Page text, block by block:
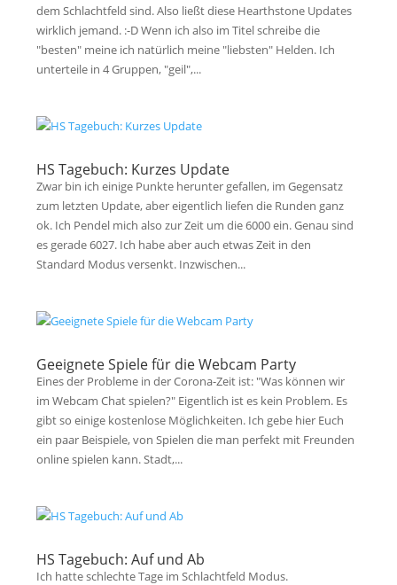
dem Schlachtfeld sind. Also ließt diese Hearthstone Updates
wirklich jemand. :-D Wenn ich also im Titel schreibe die
"besten" meine ich natürlich meine "liebsten" Helden. Ich
unterteile in 4 Gruppen, "geil",...
HS Tagebuch: Kurzes Update
Zwar bin ich einige Punkte herunter gefallen, im Gegensatz
zum letzten Update, aber eigentlich liefen die Runden ganz
ok. Ich Pendel mich also zur Zeit um die 6000 ein. Genau sind
es gerade 6027. Ich habe aber auch etwas Zeit in den
Standard Modus versenkt. Inzwischen...
Geeignete Spiele für die Webcam Party
Eines der Probleme in der Corona-Zeit ist: "Was können wir
im Webcam Chat spielen?" Eigentlich ist es kein Problem. Es
gibt so einige kostenlose Möglichkeiten. Ich gebe hier Euch
ein paar Beispiele, von Spielen die man perfekt mit Freunden
online spielen kann. Stadt,...
HS Tagebuch: Auf und Ab
Ich hatte schlechte Tage im Schlachtfeld Modus.